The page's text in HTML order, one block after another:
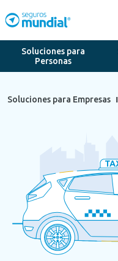
Soluciones para
Personas
Soluciones para Empresas